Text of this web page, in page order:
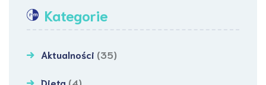
Kategorie
Aktualności (35)
Dieta (4)